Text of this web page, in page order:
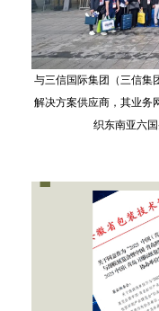
与三信国际集团（三信集
解决方案供应商，其业务
织东南亚六